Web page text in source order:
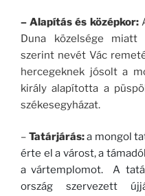
– Alapítás és középkor:
Duna közelsége
szerint nevét Vác
hercegeknek jósolt a
király alapította a
székesegyházat.
– Tatárjárás:a mongol
érte el a várost, a
a vártemplomot. A
ország szervezett